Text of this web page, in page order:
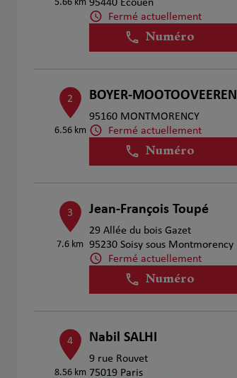
5.66 km 95440 Ecouen
Fermé actuellement
Numéro
2
6.56 km
BOYER-MOOTOOVEEREN
95160 MONTMORENCY
Fermé actuellement
Numéro
3
7.6 km
Jean-François Toupé
29 Allée du bois Gazet
95230 Soisy sous Montmorency
Fermé actuellement
Numéro
4
8.56 km
Nabil SALHI
9 rue Rouvet
75019 Paris